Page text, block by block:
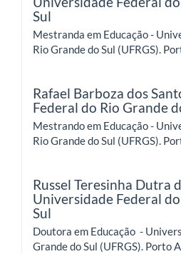
Sul
Mestranda em Educação -
Rio Grande do Sul (UFRGS).
Rafael Barboza dos
Federal do Rio Grande
Mestrando em Educação -
Rio Grande do Sul (UFRGS).
Russel Teresinha Dutra
Universidade Federal
Sul
Doutora em Educação -
Grande do Sul (UFRGS). Porto